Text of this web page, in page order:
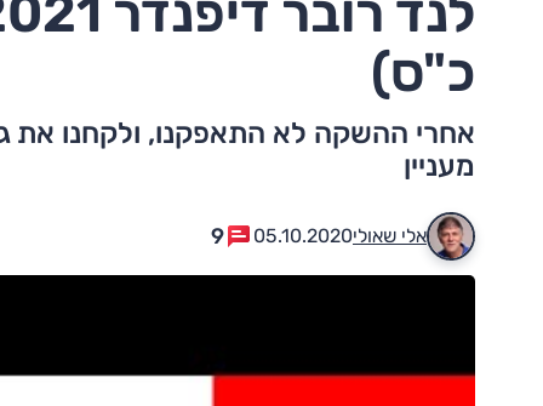
כ"ס)
אחרי ההשקה לא התאפקנו, ולקחנו את
מעניין
אלי שאולי05.10.2020
9